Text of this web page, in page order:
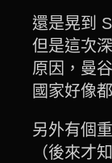
還是晃到
但是這次
原因，曼
國家好像
另外有個
（後來才